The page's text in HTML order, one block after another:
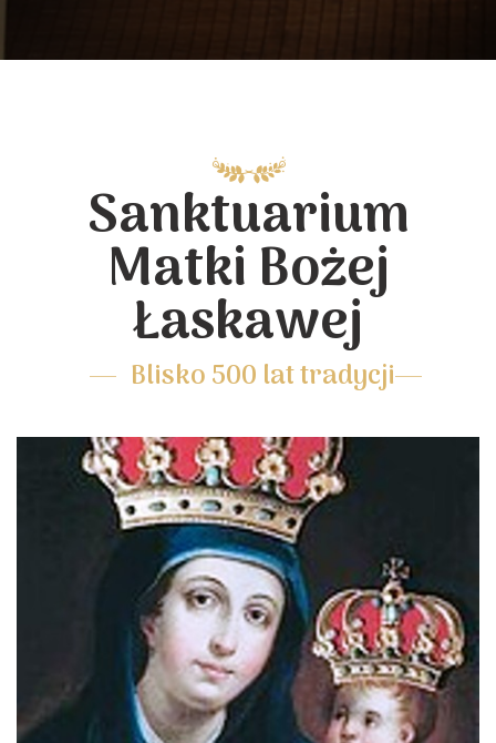
Sanktuarium
Matki Bożej
Łaskawej
Blisko 500 lat tradycji